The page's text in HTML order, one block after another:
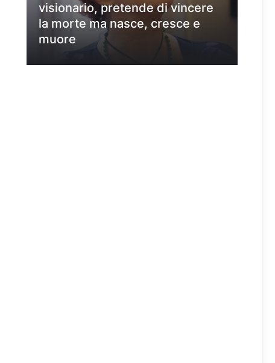
visionario, pretende di vincere
la morte ma nasce, cresce e
muore